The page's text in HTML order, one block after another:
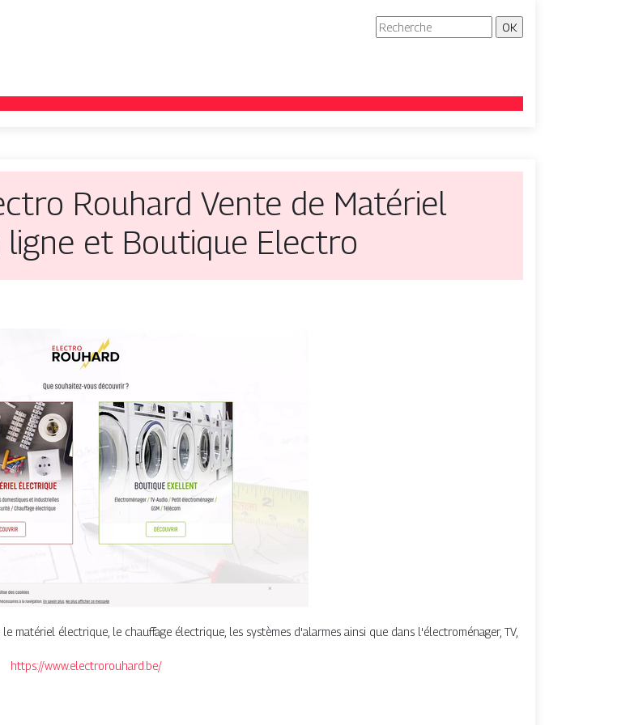
Rouhard Vente de Matériel
et Boutique Electro
matériel électrique, le chauffage électrique, les systèmes d'alarmes ainsi que dans l'électroménager, TV,
https://www.electrorouhard.be/